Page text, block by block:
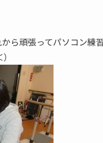
ら頑張ってパソコン練